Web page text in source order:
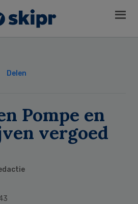
Delen
Pompe en
vergoed